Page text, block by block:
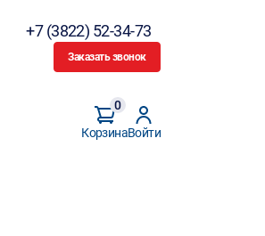
+7 (3822) 52-34-73
Заказать звонок
Корзина
0
Войти